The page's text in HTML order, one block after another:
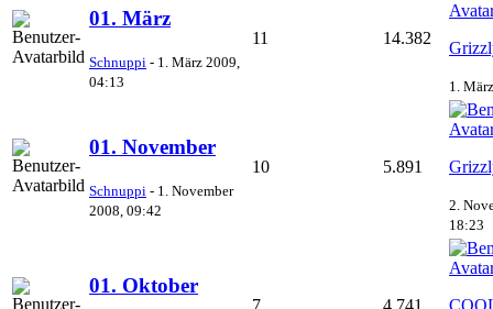
01. März
Schnuppi - 1. März 2009,
04:13
11 14.382
1.
01. November
Schnuppi - 1. November
2008, 09:42
10 5.891
2.
18:23
01. Oktober
7 4.741